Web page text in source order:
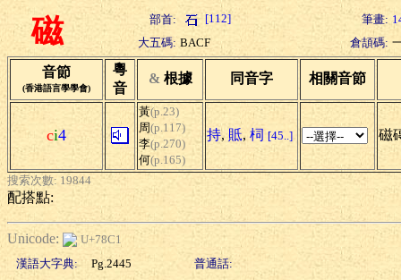
磁 部首: [112] 筆畫:
大五碼: BACF 倉頡碼:
音節
(香港語言學學會)
粵
音
& 根據 同音字 相關音節
ci4
黃(p.23)
周(p.117)
李(p.270)
何(p.165)
持, 貾, 柌 [45..] 磁
搜索次數: 19844
配搭點:
Unicode:
U+78C1
漢語大字典:
Pg.2445 普通話: